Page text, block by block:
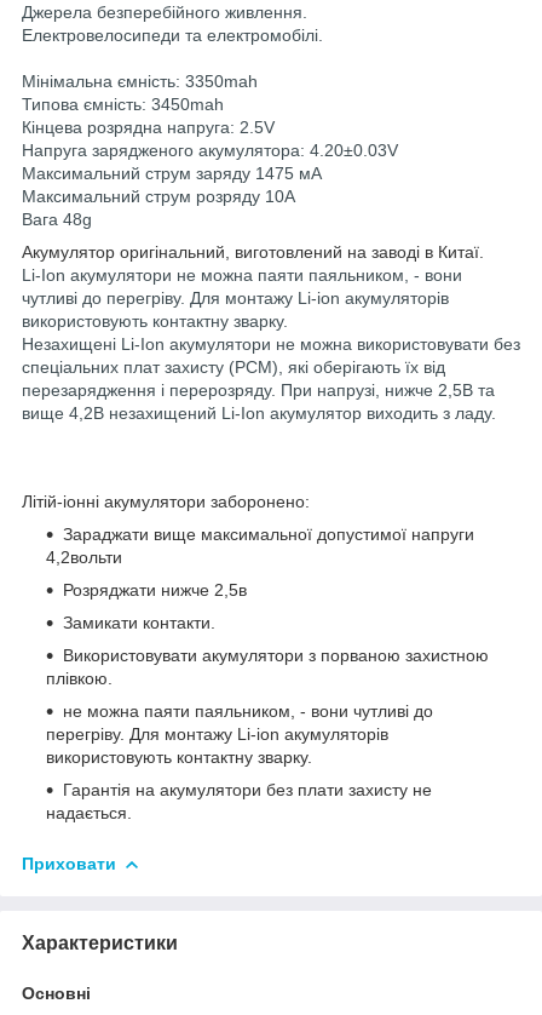
Джерела безперебійного живлення.
Електровелосипеди та електромобілі.
Мінімальна ємність: 3350mah
Типова ємність: 3450mah
Кінцева розрядна напруга: 2.5V
Напруга зарядженого акумулятора: 4.20±0.03V
Максимальний струм заряду 1475 мА
Максимальний струм розряду 10A
Вага 48g
Акумулятор оригінальний, виготовлений на заводі в Китаї.
Li-Ion акумулятори не можна паяти паяльником, - вони
чутливі до перегріву. Для монтажу Li-ion акумуляторів
використовують контактну зварку.
Незахищені Li-Ion акумулятори не можна використовувати без
спеціальних плат захисту (PCM), які оберігають їх від
перезарядження і перерозряду. При напрузі, нижче 2,5В та
вище 4,2В незахищений Li-Ion акумулятор виходить з ладу.
Літій-іонні акумулятори заборонено:
Зараджати вище максимальної допустимої напруги
4,2вольти
Розряджати нижче 2,5в
Замикати контакти.
Використовувати акумулятори з порваною захистною
плівкою.
не можна паяти паяльником, - вони чутливі до
перегріву. Для монтажу Li-ion акумуляторів
використовують контактну зварку.
Гарантія на акумулятори без плати захисту не
надається.
Приховати
Характеристики
Основні